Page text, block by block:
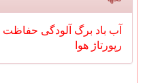
آب باد برگ آلودگی حفاظت
رپورتاژ هوا